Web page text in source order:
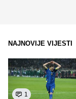
NAJNOVIJE VIJESTI
1